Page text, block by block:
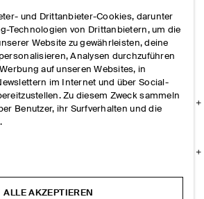
und Drittanbieter-Cookies, darunter
Technologien von Drittanbietern, um die
Website zu gewährleisten, deine
Analysen durchzuführen
auf unseren Websites, in
im Internet und über Social-
Zu diesem Zweck sammeln
Benutzer, ihr Surfverhalten und die
information
ALLE AKZEPTIEREN